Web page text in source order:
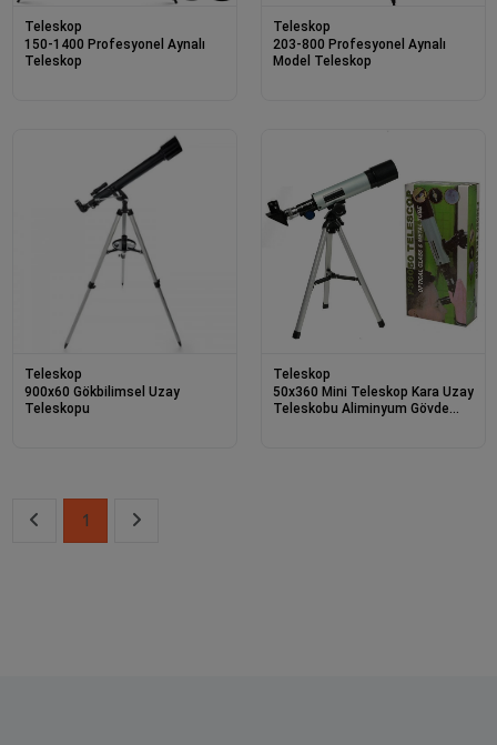
Teleskop
150-1400 Profesyonel Aynalı
Teleskop
Teleskop
203-800 Profesyonel Aynalı
Model Teleskop
Teleskop
900x60 Gökbilimsel Uzay
Teleskopu
Teleskop
50x360 Mini Teleskop Kara Uzay
Teleskobu Aliminyum Gövde
1